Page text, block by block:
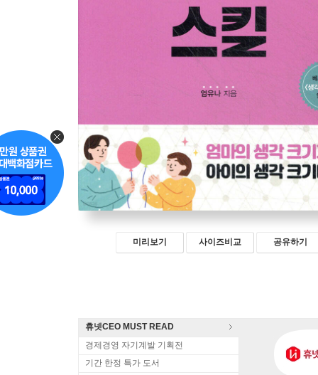
미리보기 사이즈비교 공유하기
휴넷CEO MUST READ
경제경영 자기계발 기획전
기간 한정 특가 도서